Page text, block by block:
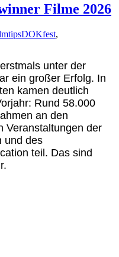
Filme 2026
DOKfest,
unter der
ein großer Erfolg. In
kamen deutlich
Rund 58.000
an den
Veranstaltungen der
und des
teil. Das sind